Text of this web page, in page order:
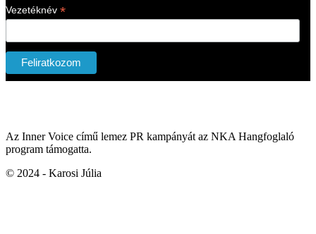
Vezetéknév *
Az Inner Voice című lemez PR kampányát az NKA Hangfoglaló
program támogatta.
© 2024 - Karosi Júlia